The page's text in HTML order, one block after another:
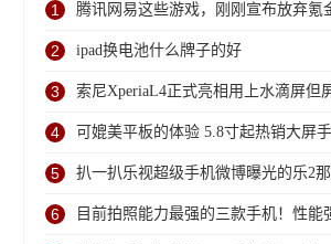
1 腾讯网易这些游戏，刚刚宣布放弃氪
2 ipad换电池什么牌子的好
3 索尼XperiaL4正式亮相用上水滴屏但
是那个味
4 可媲美平板的体验 5.8寸起热销大屏
荐
5 扒一扒乐视超级手机微博曝光的乐2
6 目前拍照能力最强的三款手机！性能